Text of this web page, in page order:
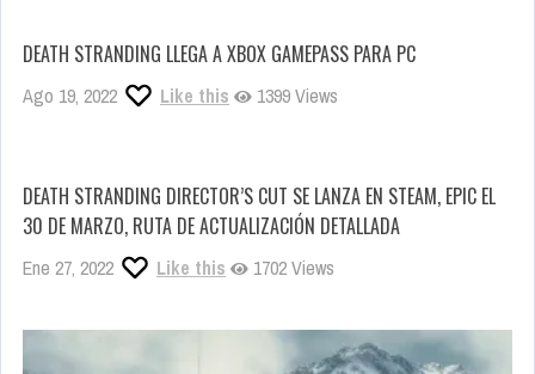
DEATH STRANDING LLEGA A XBOX GAMEPASS PARA PC
Ago 19, 2022 Like this 1399 Views
DEATH STRANDING DIRECTOR’S CUT SE LANZA EN STEAM, EPIC EL
30 DE MARZO, RUTA DE ACTUALIZACIÓN DETALLADA
Ene 27, 2022 Like this 1702 Views